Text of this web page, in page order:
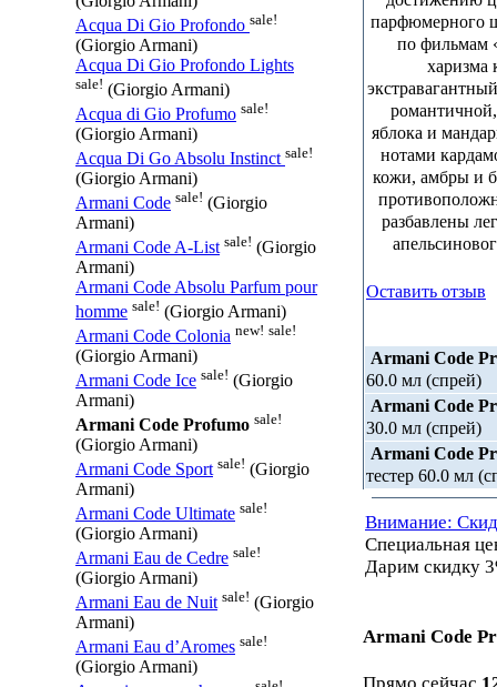
Acqua Di Gio Profondo sale!
(Giorgio Armani)
Acqua Di Gio Profondo Lights
sale! (Giorgio Armani)
Acqua di Gio Profumo sale!
(Giorgio Armani)
Acqua Di Go Absolu Instinct sale!
(Giorgio Armani)
Armani Code sale! (Giorgio
Armani)
Armani Code A-List sale! (Giorgio
Armani)
Armani Code Absolu Parfum pour
homme sale! (Giorgio Armani)
Armani Code Colonia new! sale!
(Giorgio Armani)
Armani Code Ice sale! (Giorgio
Armani)
Armani Code Profumo sale!
(Giorgio Armani)
Armani Code Sport sale! (Giorgio
Armani)
Armani Code Ultimate sale!
(Giorgio Armani)
Armani Eau de Cedre sale!
(Giorgio Armani)
Armani Eau de Nuit sale! (Giorgio
Armani)
Armani Eau d’Aromes sale!
(Giorgio Armani)
парфюмерного
по фильмам
харизма
яблока и
нотами
кожи, амбры и
разбавлены
Оставить отзыв
Armani Code
60.0 мл (спрей)
Armani Code
30.0 мл (спрей)
Armani Code
тестер 60.0 мл
Внимание:
Специальная
Дарим скидку
Armani Code
Прямо сейчас